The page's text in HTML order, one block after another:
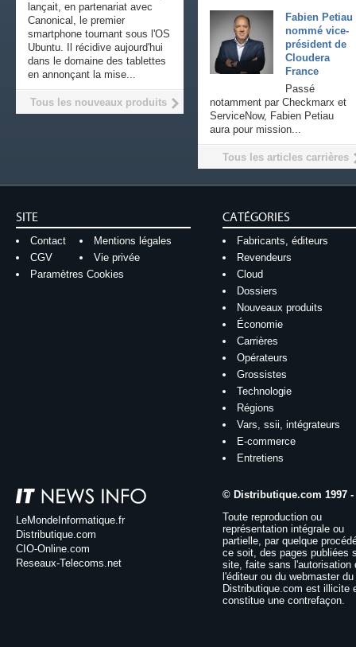
Fabien Petiau
nommé vice-
président de
Cloudera
France
Passé
notamment par Checkmarx et
ServiceNow, Fabien Petiau
aura pour mission...
Tous les articles carrières
lançait, en partenariat avec
Canonical, le premier
smartphone tournant sous l'OS
Ubuntu. Il récidive aujourd'hui
dans le domaine des tablettes
en annonçant la mise...
Tous les nouveaux produits
SITE
Contact
Mentions légales
CGV
Vie privée
Paramètres Cookies
CATÉGORIES
Fabricants, éditeurs
Revendeurs
Cloud
Dossiers
Nouveaux produits
Économie
Carrières
Opérateurs
Grossistes
Technologie
Régions
Vars, ssii, intégrateurs
E-commerce
Entretiens
LeMondeInformatique.fr
Distributique.com
CIO-Online.com
Reseaux-Telecoms.net
© Distributique.com 1997 -
Toute reproduction ou
représentation intégrale ou
partielle, par quelque
ce soit, des pages publiées
site, faite sans l'autorisation
l'éditeur ou du webmaster
Distributique.com est illicite
constitue une contrefaçon.